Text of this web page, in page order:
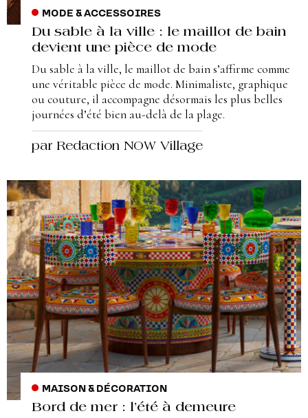
MODE & ACCESSOIRES
Du sable à la ville : le maillot de bain
devient une pièce de mode
Du sable à la ville, le maillot de bain s’affirme comme
une véritable pièce de mode. Minimaliste, graphique
ou couture, il accompagne désormais les plus belles
journées d’été bien au-delà de la plage.
par Redaction NOW Village
MAISON & DÉCORATION
Bord de mer : l’été à demeure